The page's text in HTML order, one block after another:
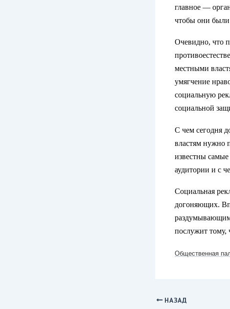
главное —
чтобы они
Очевидно, что
местными
умягчение
социальную
социальной
С чем сегодня
властям нужно
известны самые
аудитории и с
Социальная
догоняющих.
послужит тому,
Общественная
НАЗАД